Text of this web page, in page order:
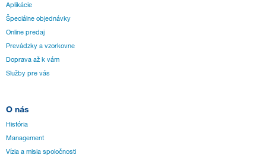
Aplikácie
Špeciálne objednávky
Online predaj
Prevádzky a vzorkovne
Doprava až k vám
Služby pre vás
O nás
História
Management
Vízia a misia spoločnosti